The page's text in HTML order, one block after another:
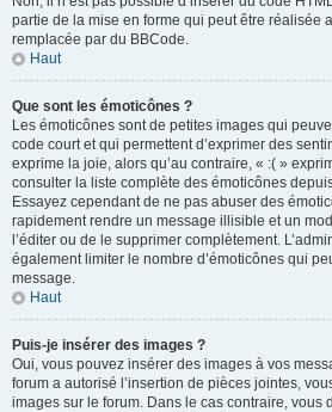
partie de la mise en forme qui peut être réalisée
remplacée par du BBCode.
Haut
Que sont les émoticônes ?
Les émoticônes sont de petites images qui
code court et qui permettent d’exprimer des
exprime la joie, alors qu’au contraire, « :( »
consulter la liste complète des émoticônes
Essayez cependant de ne pas abuser des
rapidement rendre un message illisible et un
l’éditer ou de le supprimer complètement.
également limiter le nombre d’émoticônes qui
message.
Haut
Puis-je insérer des images ?
Oui, vous pouvez insérer des images à vos
forum a autorisé l’insertion de pièces jointes,
images sur le forum. Dans le cas contraire, vous